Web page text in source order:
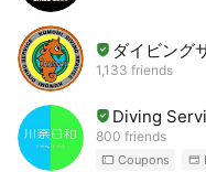
ダイビング
1,133 friends
Diving
800 friends
Coupons